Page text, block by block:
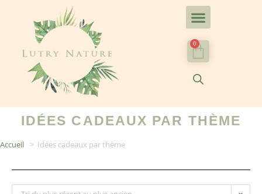
0
IDÉES CADEAUX PAR THÈME
Accueil > Idées cadeaux par thème